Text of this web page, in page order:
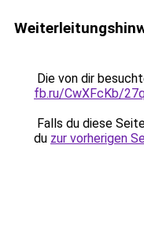
Die von dir
fb.ru/CwXFcKb/
Falls du diese
du zur vorherigen